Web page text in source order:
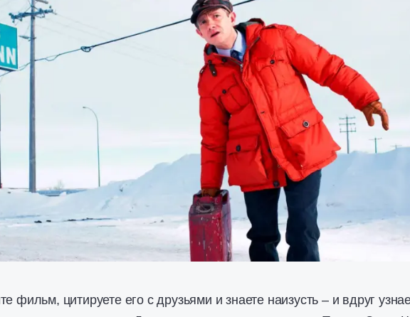
фильм, цитируете его с друзьями и знаете наизусть – и вдруг